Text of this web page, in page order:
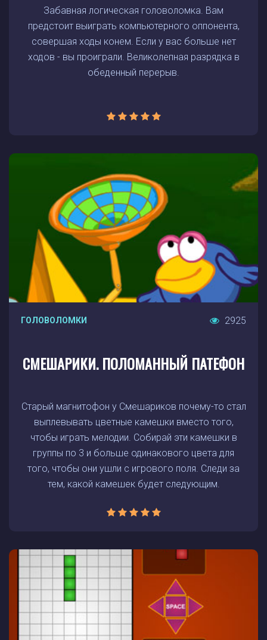
Забавная логическая головоломка. Вам
предстоит выиграть компьютерного оппонента,
совершая ходы конем. Если у вас больше нет
ходов - вы проиграли. Великолепная разрядка в
обеденный перерыв.
ГОЛОВОЛОМКИ 2925
СМЕШАРИКИ. ПОЛОМАННЫЙ ПАТЕФОН
Старый магнитофон у Смешариков почему-то стал
выплевывать цветные камешки вместо того,
чтобы играть мелодии. Собирай эти камешки в
группы по 3 и больше одинакового цвета для
того, чтобы они ушли с игрового поля. Следи за
тем, какой камешек будет следующим.